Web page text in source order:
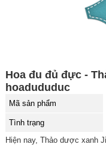
Hoa đu đủ đực -
hoadududuc
Mã sản phẩm
Tình trạng
Hiện nay, Thảo dược xanh